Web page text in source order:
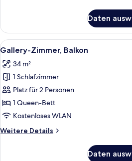
Balcony
anzeigen
Room,
Queen
Balcony
Daten
Alle
Fotos
für
Gallery-
Zimmer,
Balkon
anzeigen
Ein
3
Gallery-Zimmer, Balkon
34 m²
1 Schlafzimmer
Platz für 2 Personen
1 Queen-Bett
Kostenloses WLAN
Weitere Details
Weitere
Daten